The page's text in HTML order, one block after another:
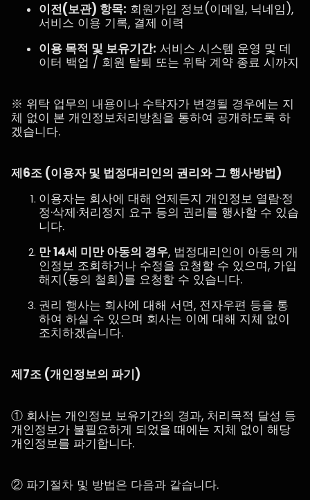
이전(보관) 항목: 회원가입 정보(이메일, 닉네임),
서비스 이용 기록, 결제 이력
이용 목적 및 보유기간: 서비스 시스템 운영 및 데
이터 백업 / 회원 탈퇴 또는 위탁 계약 종료 시까지
※ 위탁 업무의 내용이나 수탁자가 변경될 경우에는 지
체 없이 본 개인정보처리방침을 통하여 공개하도록 하
겠습니다.
제6조 (이용자 및 법정대리인의 권리와 그 행사방법)
이용자는 회사에 대해 언제든지 개인정보 열람·정
정·삭제·처리정지 요구 등의 권리를 행사할 수 있습
니다.
만 14세 미만 아동의 경우, 법정대리인이 아동의 개
인정보 조회하거나 수정을 요청할 수 있으며, 가입
해지(동의 철회)를 요청할 수 있습니다.
권리 행사는 회사에 대해 서면, 전자우편 등을 통
하여 하실 수 있으며 회사는 이에 대해 지체 없이
조치하겠습니다.
제7조 (개인정보의 파기)
① 회사는 개인정보 보유기간의 경과, 처리목적 달성 등
개인정보가 불필요하게 되었을 때에는 지체 없이 해당
개인정보를 파기합니다.
② 파기절차 및 방법은 다음과 같습니다.